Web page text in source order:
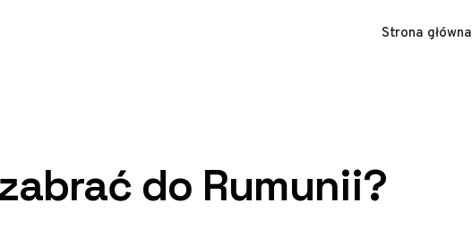
Strona główna
do Rumunii?